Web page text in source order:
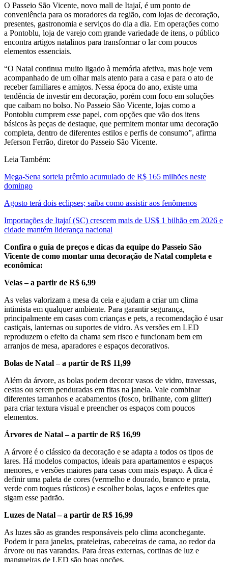
O Passeio São Vicente, novo mall de Itajaí, é um ponto de
conveniência para os moradores da região, com lojas de decoração,
presentes, gastronomia e serviços do dia a dia. Em operações como
a Pontoblu, loja de varejo com grande variedade de itens, o público
encontra artigos natalinos para transformar o lar com poucos
elementos essenciais.
“O Natal continua muito ligado à memória afetiva, mas hoje vem
acompanhado de um olhar mais atento para a casa e para o ato de
receber familiares e amigos. Nessa época do ano, existe uma
tendência de investir em decoração, porém com foco em soluções
que caibam no bolso. No Passeio São Vicente, lojas como a
Pontoblu cumprem esse papel, com opções que vão dos itens
básicos às peças de destaque, que permitem montar uma decoração
completa, dentro de diferentes estilos e perfis de consumo”, afirma
Jeferson Ferrão, diretor do Passeio São Vicente.
Leia Também:
Mega-Sena sorteia prêmio acumulado de R$ 165 milhões neste
domingo
Agosto terá dois eclipses; saiba como assistir aos fenômenos
Importações de Itajaí (SC) crescem mais de US$ 1 bilhão em 2026 e
cidade mantém liderança nacional
Confira o guia de preços e dicas da equipe do Passeio São
Vicente de como montar uma decoração de Natal completa e
econômica:
Velas – a partir de R$ 6,99
As velas valorizam a mesa da ceia e ajudam a criar um clima
intimista em qualquer ambiente. Para garantir segurança,
principalmente em casas com crianças e pets, a recomendação é usar
castiçais, lanternas ou suportes de vidro. As versões em LED
reproduzem o efeito da chama sem risco e funcionam bem em
arranjos de mesa, aparadores e espaços decorativos.
Bolas de Natal – a partir de R$ 11,99
Além da árvore, as bolas podem decorar vasos de vidro, travessas,
cestas ou serem penduradas em fitas na janela. Vale combinar
diferentes tamanhos e acabamentos (fosco, brilhante, com glitter)
para criar textura visual e preencher os espaços com poucos
elementos.
Árvores de Natal – a partir de R$ 16,99
A árvore é o clássico da decoração e se adapta a todos os tipos de
lares. Há modelos compactos, ideais para apartamentos e espaços
menores, e versões maiores para casas com mais espaço. A dica é
definir uma paleta de cores (vermelho e dourado, branco e prata,
verde com toques rústicos) e escolher bolas, laços e enfeites que
sigam esse padrão.
Luzes de Natal – a partir de R$ 16,99
As luzes são as grandes responsáveis pelo clima aconchegante.
Podem ir para janelas, prateleiras, cabeceiras de cama, ao redor da
árvore ou nas varandas. Para áreas externas, cortinas de luz e
mangueiras de LED são boas opções.